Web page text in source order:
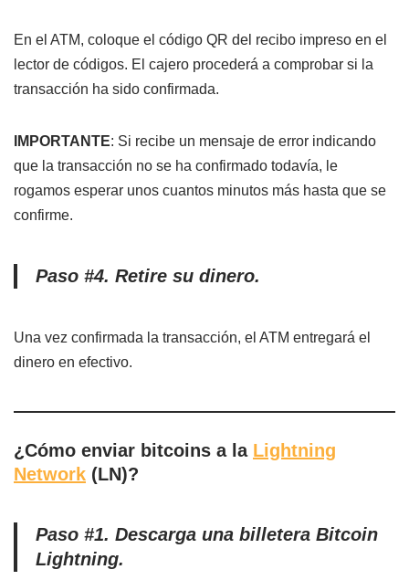
En el ATM, coloque el código QR del recibo impreso en el
lector de códigos. El cajero procederá a comprobar si la
transacción ha sido confirmada.
IMPORTANTE: Si recibe un mensaje de error indicando
que la transacción no se ha confirmado todavía, le
rogamos esperar unos cuantos minutos más hasta que se
confirme.
Paso #4. Retire su dinero.
Una vez confirmada la transacción, el ATM entregará el
dinero en efectivo.
¿Cómo enviar bitcoins a la Lightning
Network (LN)?
Paso #1. Descarga una billetera Bitcoin
Lightning.